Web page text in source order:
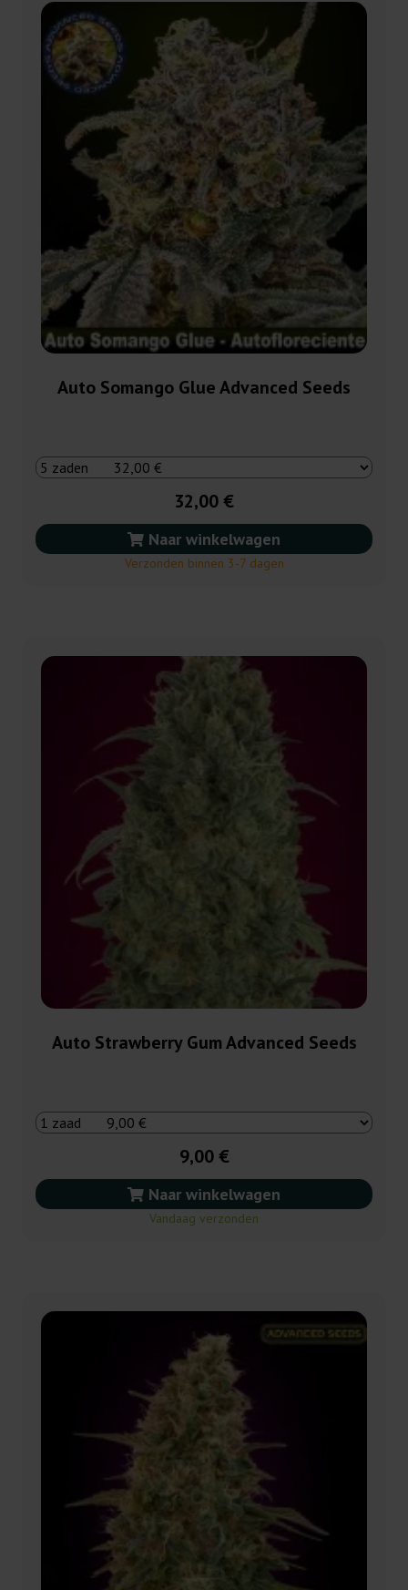
Auto Somango Glue Advanced Seeds
32,00 €
Naar winkelwagen
Verzonden binnen 3-7 dagen
Auto Strawberry Gum Advanced Seeds
9,00 €
Naar winkelwagen
Vandaag verzonden